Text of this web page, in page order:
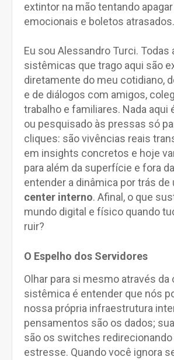
extintor na mão tentando
emocionais e boletos atrasados.
Eu sou Alessandro Turci. Todas
sistêmicas que trago aqui são
diretamente do meu cotidiano,
e de diálogos com amigos,
trabalho e familiares. Nada aqui
ou pesquisado às pressas só
cliques: são vivências reais
em insights concretos e hoje
para além da superfície e fora
entender a dinâmica por trás de
center interno. Afinal, o que
mundo digital e físico quando
ruir?
O Espelho dos Servidores
Olhar para si mesmo através da
sistêmica é entender que nós
nossa própria infraestrutura
pensamentos são os dados;
são os switches
estresse. Quando você ignora